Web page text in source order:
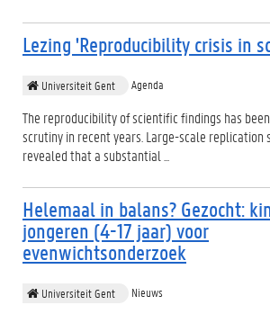
Lezing 'Reproducibility crisis in
Universiteit Gent Agenda
The reproducibility of scientific findings has
scrutiny in recent years. Large-scale replication
revealed that a substantial ...
Helemaal in balans? Gezocht:
jongeren (4-17 jaar) voor
evenwichtsonderzoek
Universiteit Gent Nieuws